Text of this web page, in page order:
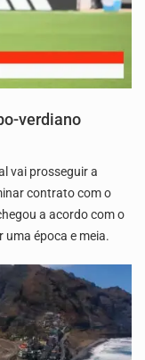
verdiano
vai prosseguir a
contrato com o
a acordo com o
uma época e meia.